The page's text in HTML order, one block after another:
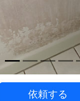
依頼する